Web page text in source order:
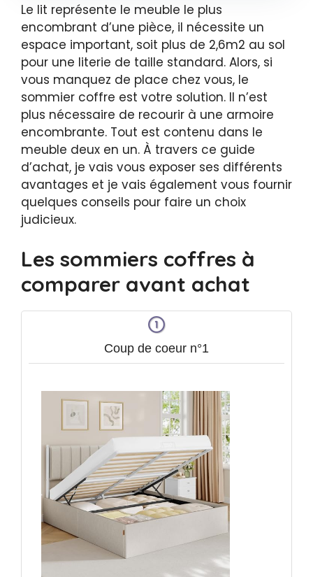
Le lit représente le meuble le plus
encombrant d’une pièce, il nécessite un
espace important, soit plus de 2,6m2 au sol
pour une literie de taille standard. Alors, si
vous manquez de place chez vous, le
sommier coffre est votre solution. Il n’est
plus nécessaire de recourir à une armoire
encombrante. Tout est contenu dans le
meuble deux en un. À travers ce guide
d’achat, je vais vous exposer ses différents
avantages et je vais également vous fournir
quelques conseils pour faire un choix
judicieux.
Les sommiers coffres à
comparer avant achat
Coup de coeur n°1